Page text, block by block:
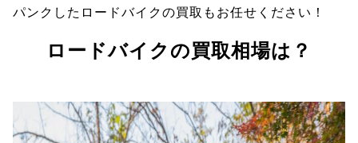
パンクしたロードバイクの買取もお任せください！
ロードバイクの買取相場は？